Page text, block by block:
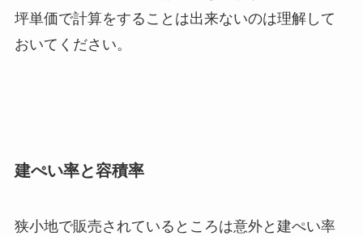
坪単価で計算をすることは出来ないのは理解して
おいてください。
建ぺい率と容積率
狭小地で販売されているところは意外と建ぺい率